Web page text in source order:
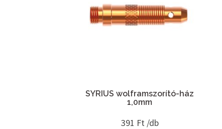
SYRIUS wolframszorító-ház
1,0mm
391 Ft /db